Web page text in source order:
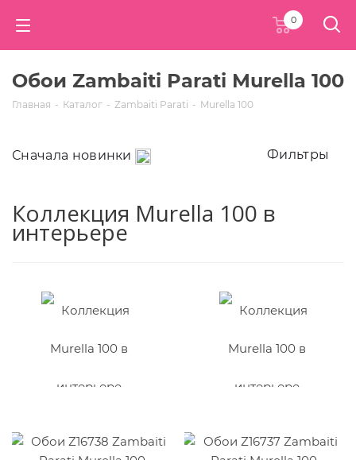
0
Обои Zambaiti Parati Murella 100
Главная - Каталог - Zambaiti Parati - Murella 100
Сначала новинки Фильтры
Коллекция Murella 100 в
интерьере